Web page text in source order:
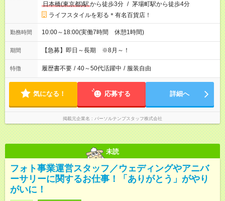
日本橋(東京都)駅から徒歩3分 / 茅場町駅から徒歩4分
ライフスタイルを彩る＊有名百貨店！
勤務時間 10:00～18:00(実働7時間 休憩1時間)
期間 【急募】即日～長期 ※8月～！
特徴 履歴書不要 / 40～50代活躍中 / 服装自由
気になる！ 応募する 詳細へ
掲載元企業名 パーソルテンプスタッフ株式会社
未読
フォト事業運営スタッフ／ウェディングやアニバ
ーサリーに関するお仕事！「ありがとう」がやり
がいに！